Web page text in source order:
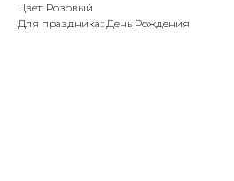
Цвет: Розовый
Для праздника:: День Рождения